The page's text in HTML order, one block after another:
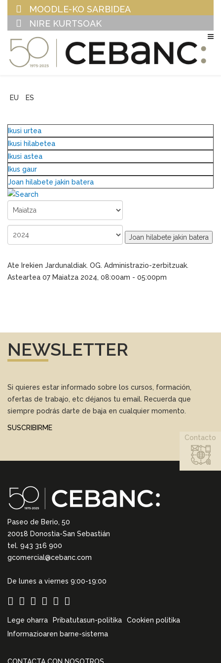
MOODLE-KO SARBIDEA
NIRE KURTSOAK
EU ES
Ikusi urtea
Ikusi hilabetea
Ikusi astea
Ikus gaur
Joan hilabete jakin batera
Joan hilabete jakin batera
Ate Irekien Jardunaldiak. OG. Administrazio-zerbitzuak.
Asteartea 07 Maiatza 2024, 08:00am - 05:00pm
NEWSLETTER
Si quieres estar informado sobre los cursos, formación,
ofertas de trabajo, etc déjanos tu email. Recuerda que
siempre podrás darte de baja en cualquier momento.
SUSCRIBIRME
Paseo de Berio, 50
20018 Donostia-San Sebastián
tel. 943 316 900
gcomercial@cebanc.com
De lunes a viernes 9:00-19:00
Lege oharra Pribatutasun-politika
Cookien politika
Informazioaren barne-sistema
Contacto